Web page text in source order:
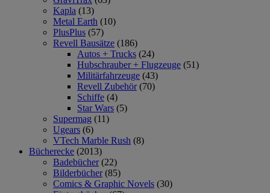
Kapla (13)
Metal Earth (10)
PlusPlus (57)
Revell Bausätze (186)
Autos + Trucks (24)
Hubschrauber + Flugzeuge (51)
Militärfahrzeuge (43)
Revell Zubehör (70)
Schiffe (4)
Star Wars (5)
Supermag (11)
Ugears (6)
VTech Marble Rush (8)
Bücherecke (2013)
Badebücher (22)
Bilderbücher (85)
Comics & Graphic Novels (30)